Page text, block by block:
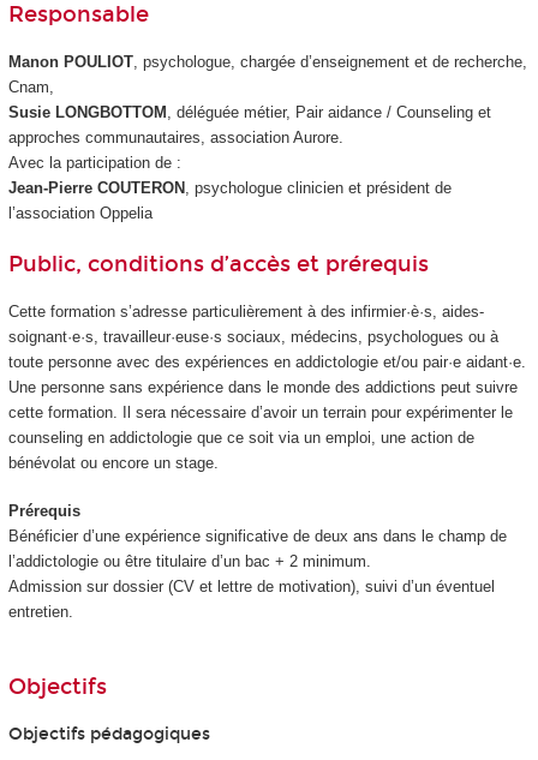
Responsable
Manon POULIOT, psychologue, chargée d’enseignement et de recherche,
Cnam,
Susie LONGBOTTOM , déléguée métier, Pair aidance / Counseling et
approches communautaires, association Aurore.
Avec la participation de :
Jean-Pierre COUTERON , psychologue clinicien et président de
l’association Oppelia
Public, conditions d’accès et prérequis
Cette formation s’adresse particulièrement à des infirmier·è·s, aides-
soignant·e·s, travailleur·euse·s sociaux, médecins, psychologues ou à
toute personne avec des expériences en addictologie et/ou pair·e aidant·e.
Une personne sans expérience dans le monde des addictions peut suivre
cette formation. Il sera nécessaire d’avoir un terrain pour expérimenter le
counseling en addictologie que ce soit via un emploi, une action de
bénévolat ou encore un stage.
Prérequis
Bénéficier d’une expérience significative de deux ans dans le champ de
l’addictologie ou être titulaire d’un bac + 2 minimum.
Admission sur dossier (CV et lettre de motivation), suivi d’un éventuel
entretien.
Objectifs
Objectifs pédagogiques